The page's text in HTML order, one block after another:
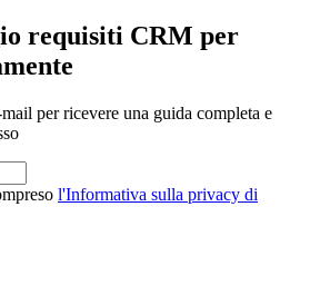
requisiti CRM per
per ricevere una guida completa e
l'Informativa sulla privacy di